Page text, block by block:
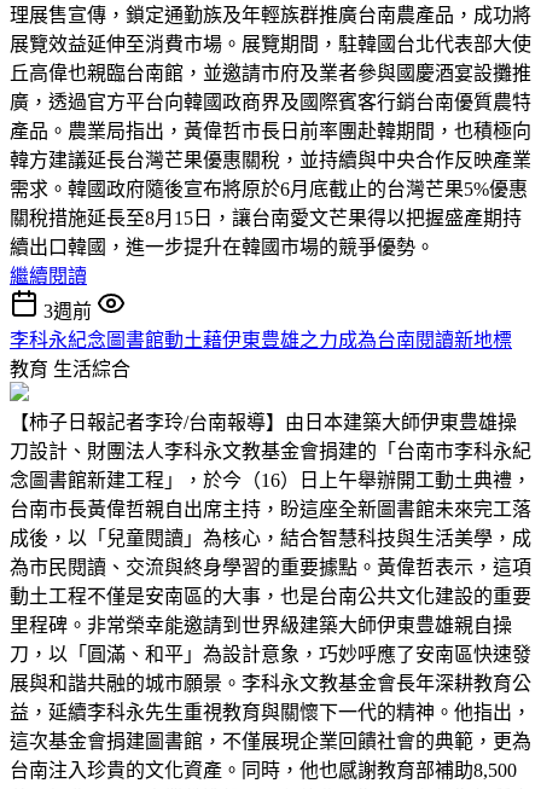
理展售宣傳，鎖定通勤族及年輕族群推廣台南農產品，成功將
展覽效益延伸至消費市場。展覽期間，駐韓國台北代表部大使
丘高偉也親臨台南館，並邀請市府及業者參與國慶酒宴設攤推
廣，透過官方平台向韓國政商界及國際賓客行銷台南優質農特
產品。農業局指出，黃偉哲市長日前率團赴韓期間，也積極向
韓方建議延長台灣芒果優惠關稅，並持續與中央合作反映產業
需求。韓國政府隨後宣布將原於6月底截止的台灣芒果5%優惠
關稅措施延長至8月15日，讓台南愛文芒果得以把握盛產期持
續出口韓國，進一步提升在韓國市場的競爭優勢。
繼續閱讀
3週前
李科永紀念圖書館動土藉伊東豊雄之力成為台南閱讀新地標
教育 生活綜合
【柿子日報記者李玲/台南報導】由日本建築大師伊東豊雄操
刀設計、財團法人李科永文教基金會捐建的「台南市李科永紀
念圖書館新建工程」，於今（16）日上午舉辦開工動土典禮，
台南市長黃偉哲親自出席主持，盼這座全新圖書館未來完工落
成後，以「兒童閱讀」為核心，結合智慧科技與生活美學，成
為市民閱讀、交流與終身學習的重要據點。黃偉哲表示，這項
動土工程不僅是安南區的大事，也是台南公共文化建設的重要
里程碑。非常榮幸能邀請到世界級建築大師伊東豊雄親自操
刀，以「圓滿、和平」為設計意象，巧妙呼應了安南區快速發
展與和諧共融的城市願景。李科永文教基金會長年深耕教育公
益，延續李科永先生重視教育與關懷下一代的精神。他指出，
這次基金會捐建圖書館，不僅展現企業回饋社會的典範，更為
台南注入珍貴的文化資產。同時，他也感謝教育部補助8,500